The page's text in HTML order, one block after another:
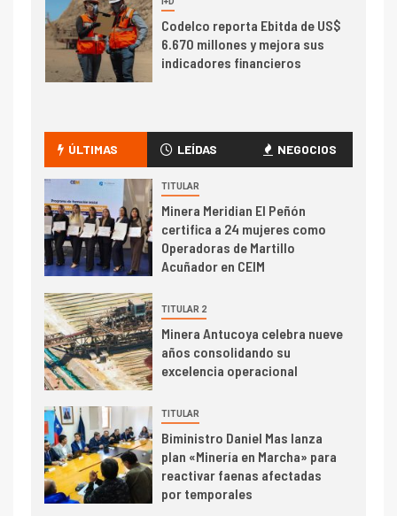
Codelco reporta Ebitda de US$
6.670 millones y mejora sus
indicadores financieros
camión 100% eléctrico para
transportar cátodos al Puerto
de San Antonio
2
I+D
Producción minera en mayo de
2026 cae 10,6%
3 I+D
PIB minero impacta el
crecimiento regional: Banco
Central reporta resultados
trimestre
4 I+D
Informe bimensual de
Cochilco: precio del cobre
alcanza máximos por escasez
de concentrados
ÚLTIMAS LEÍDAS NEGOCIOS
TITULAR
Minera Meridian El Peñón
certifica a 24 mujeres como
Operadoras de Martillo
Acuñador en CEIM
TITULAR 2
Minera Antucoya celebra nueve
años consolidando su
excelencia operacional
TITULAR
Biministro Daniel Mas lanza
plan «Minería en Marcha» para
reactivar faenas afectadas
por temporales